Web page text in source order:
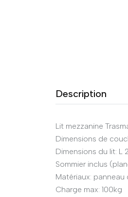
Description
Lit mezzanine
Dimensions de
Dimensions du lit: L
Sommier inclus
Matériaux:
Charge max: 100kg